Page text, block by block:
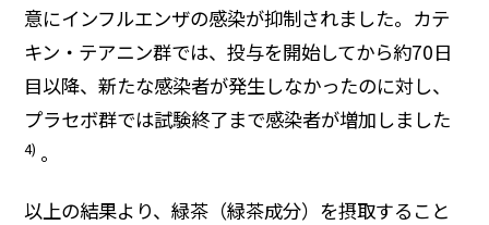
意にインフルエンザの感染が抑制されました。カテ
キン・テアニン群では、投与を開始してから約70日
目以降、新たな感染者が発生しなかったのに対し、
プラセボ群では試験終了まで感染者が増加しました
4) 。
以上の結果より、緑茶（緑茶成分）を摂取すること